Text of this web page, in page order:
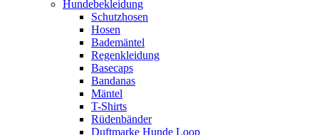
Hundebekleidung
Schutzhosen
Hosen
Bademäntel
Regenkleidung
Basecaps
Bandanas
Mäntel
T-Shirts
Rüdenbänder
Duftmarke Hunde Loop